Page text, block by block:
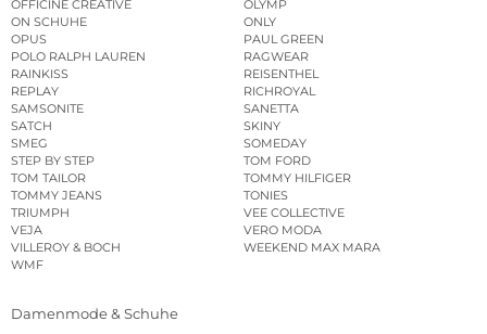
OFFICINE CREATIVE
OLYMP
ON SCHUHE
ONLY
OPUS
PAUL GREEN
POLO RALPH LAUREN
RAGWEAR
RAINKISS
REISENTHEL
REPLAY
RICHROYAL
SAMSONITE
SANETTA
SATCH
SKINY
SMEG
SOMEDAY
STEP BY STEP
TOM FORD
TOM TAILOR
TOMMY HILFIGER
TOMMY JEANS
TONIES
TRIUMPH
VEE COLLECTIVE
VEJA
VERO MODA
VILLEROY & BOCH
WEEKEND MAX MARA
WMF
Damenmode & Schuhe